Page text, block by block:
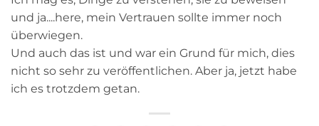
und ja....here, mein Vertrauen sollte immer noch
überwiegen.
Und auch das ist und war ein Grund für mich, dies
nicht so sehr zu veröffentlichen. Aber ja, jetzt habe
ich es trotzdem getan.